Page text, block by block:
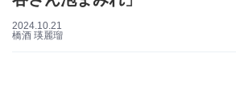
2024.10.21
橋酒 瑛麗瑠